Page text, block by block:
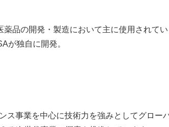
品の開発・製造において主に使用されてい
が独自に開発。
事業を中心に技術力を強みとしてグロー